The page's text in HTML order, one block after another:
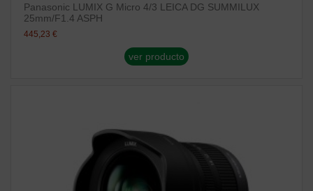
Panasonic LUMIX G Micro 4/3 LEICA DG SUMMILUX
25mm/F1.4 ASPH
445,23 €
ver producto